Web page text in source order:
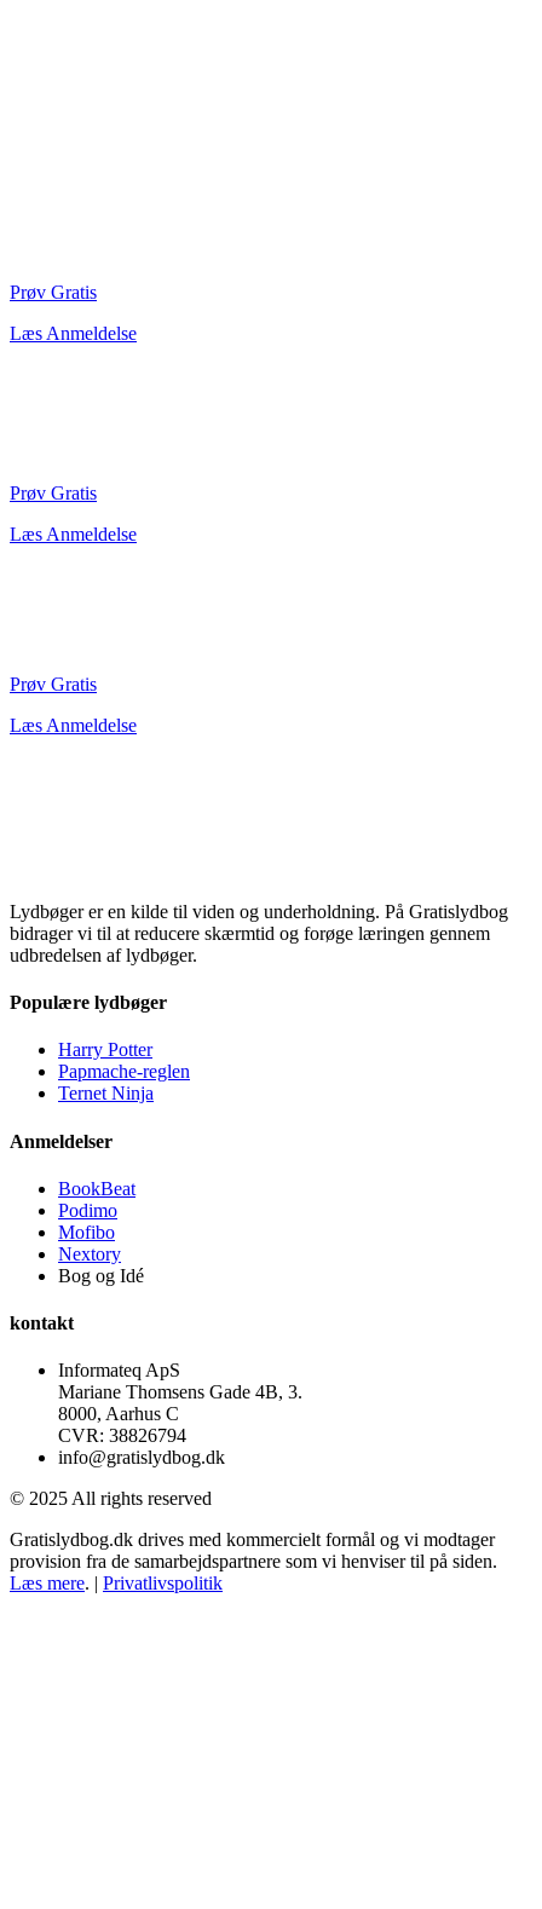
Prøv Gratis
Læs Anmeldelse
Prøv Gratis
Læs Anmeldelse
Prøv Gratis
Læs Anmeldelse
Lydbøger er en kilde til viden og underholdning. På Gratislydbog
bidrager vi til at reducere skærmtid og forøge læringen gennem
udbredelsen af lydbøger.
Populære lydbøger
Harry Potter
Papmache-reglen
Ternet Ninja
Anmeldelser
BookBeat
Podimo
Mofibo
Nextory
Bog og Idé
kontakt
Informateq ApS
Mariane Thomsens Gade 4B, 3.
8000, Aarhus C
CVR: 38826794
info@gratislydbog.dk
© 2025 All rights reserved
Gratislydbog.dk drives med kommercielt formål og vi modtager
provision fra de samarbejdspartnere som vi henviser til på siden.
Læs mere. | Privatlivspolitik